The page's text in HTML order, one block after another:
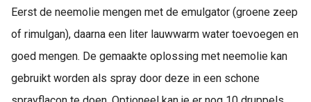
Eerst de neemolie mengen met de emulgator (groene zeep
of rimulgan), daarna een liter lauwwarm water toevoegen en
goed mengen. De gemaakte oplossing met neemolie kan
gebruikt worden als spray door deze in een schone